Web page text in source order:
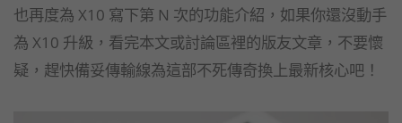
也再度為 X10 寫下第 N 次的功能介紹，如果你還沒動手
為 X10 升級，看完本文或討論區裡的版友文章，不要懷
疑，趕快備妥傳輸線為這部不死傳奇換上最新核心吧！